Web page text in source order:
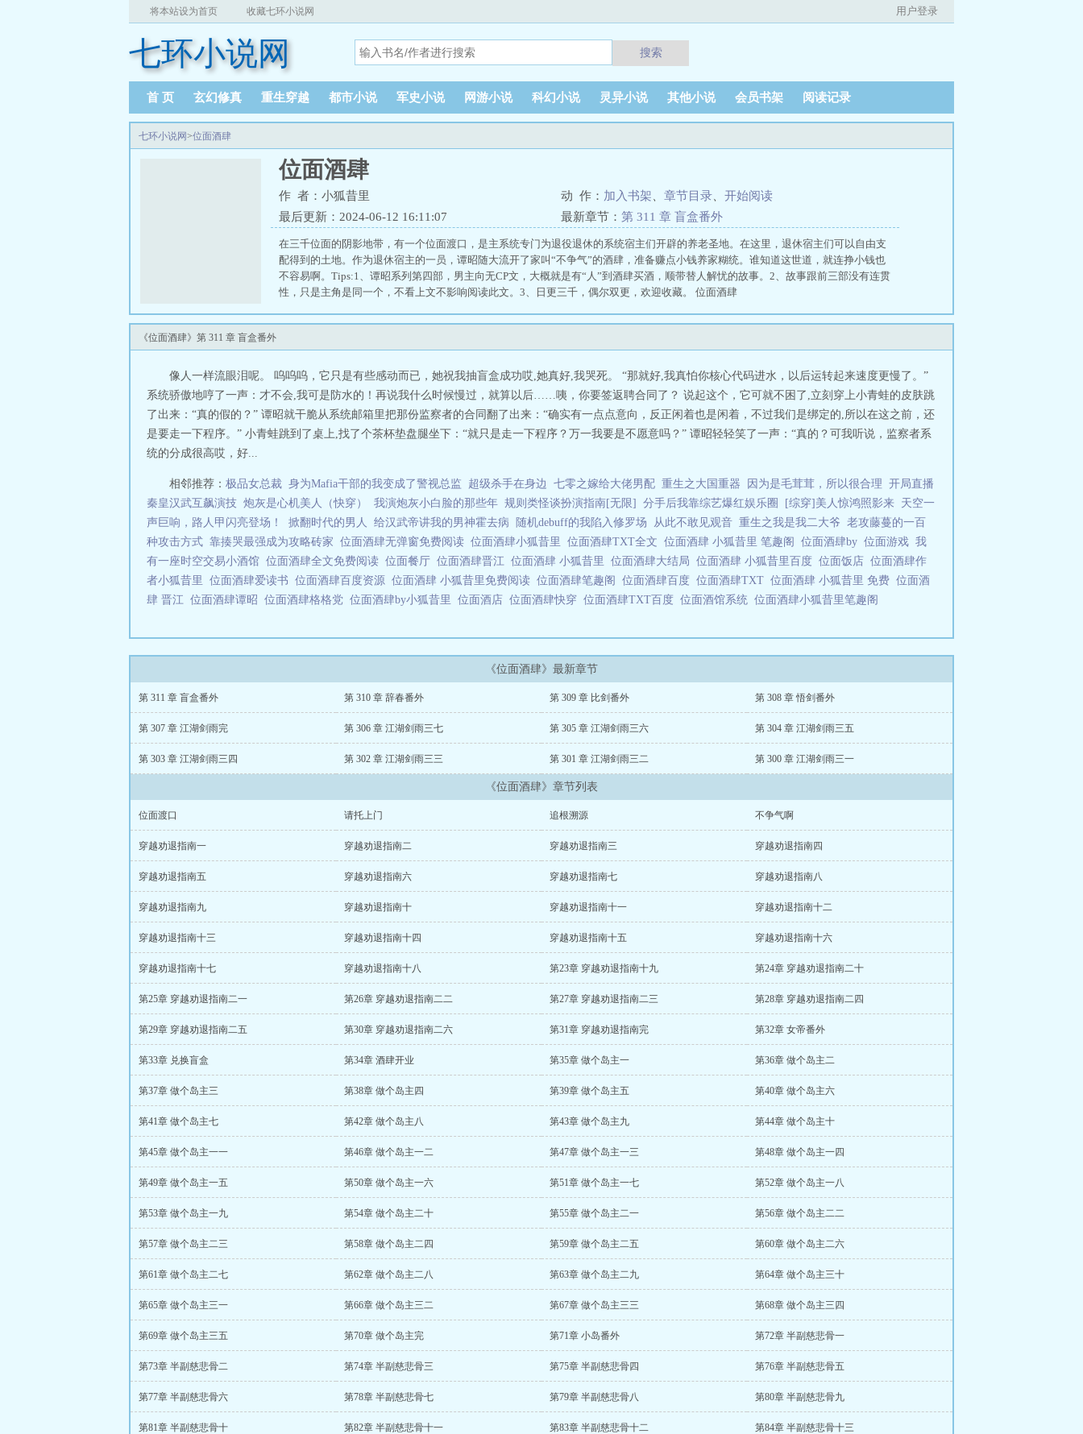
将本站设为首页 收藏七环小说网 用户登录
七环小说网 搜索
首 页 玄幻修真 重生穿越 都市小说 军史小说 网游小说 科幻小说 灵异小说 其他小说 会员书架 阅读记录
七环小说网>位面酒肆
位面酒肆
作 者：小狐昔里 动 作： 加入书架 章节目录
开始阅读
最后更新：2024-06-12 16:11:07
最新章节： 第 311 章 盲盒番外
在三千位面的阴影地带，有一个位面渡口，是主系统专门为退役退休的系统宿主们开辟的养老圣地。在这里，退休宿主们可以自由支
配得到的土地。作为退休宿主的一员，谭昭随大流开了家叫“不争气”的酒肆，准备赚点小钱养家糊统。谁知道这世道，就连挣小钱也
不容易啊。Tips:1、谭昭系列第四部，男主向无CP文，大概就是有“人”到酒肆买酒，顺带替人解忧的故事。2、故事跟前三部没有连贯
性，只是主角是同一个，不看上文不影响阅读此文。3、日更三千，偶尔双更，欢迎收藏。 位面酒肆
《位面酒肆》第 311 章 盲盒番外
像人一样流眼泪呢。 呜呜呜，它只是有些感动而已，她祝我抽盲盒成功哎,她真好,我哭死。 “那就好,我真怕你核心代码进水，以后运转起来速度更慢了。”
系统骄傲地哼了一声：才不会,我可是防水的！再说我什么时候慢过，就算以后……咦，你要签返聘合同了？ 说起这个，它可就不困了,立刻穿上小青蛙的皮肤跳
了出来：“真的假的？” 谭昭就干脆从系统邮箱里把那份监察者的合同翻了出来：“确实有一点点意向，反正闲着也是闲着，不过我们是绑定的,所以在这之前，还
是要走一下程序。” 小青蛙跳到了桌上,找了个茶杯垫盘腿坐下：“就只是走一下程序？万一我要是不愿意吗？” 谭昭轻轻笑了一声：“真的？可我听说，监察者系
统的分成很高哎，好...
相邻推荐： 极品女总裁 身为Mafia干部的我变成了警视总监 超级杀手在身边 七零之嫁给大佬男配 重生之大国重器 因为是毛茸茸，所以很合理 开局直播
秦皇汉武互飙演技 炮灰是心机美人（快穿） 我演炮灰小白脸的那些年 规则类怪谈扮演指南[无限] 分手后我靠综艺爆红娱乐圈 [综穿]美人惊鸿照影来 天空一
声巨响，路人甲闪亮登场！
掀翻时代的男人 给汉武帝讲我的男神霍去病 随机debuff的我陷入修罗场 从此不敢见观音 重生之我是我二大爷 老攻藤蔓的一百
种攻击方式 靠揍哭最强成为攻略砖家 位面酒肆无弹窗免费阅读 位面酒肆小狐昔里 位面酒肆TXT全文 位面酒肆 小狐昔里 笔趣阁 位面酒肆by 位面游戏 我
有一座时空交易小酒馆 位面酒肆全文免费阅读 位面餐厅 位面酒肆晋江 位面酒肆 小狐昔里 位面酒肆大结局 位面酒肆 小狐昔里百度 位面饭店 位面酒肆作
者小狐昔里 位面酒肆爱读书 位面酒肆百度资源 位面酒肆 小狐昔里免费阅读 位面酒肆笔趣阁 位面酒肆百度 位面酒肆TXT 位面酒肆 小狐昔里 免费 位面酒
肆 晋江 位面酒肆谭昭 位面酒肆格格党 位面酒肆by小狐昔里 位面酒店 位面酒肆快穿 位面酒肆TXT百度 位面酒馆系统 位面酒肆小狐昔里笔趣阁
《位面酒肆》最新章节
第 311 章 盲盒番外 第 310 章 辞春番外 第 309 章 比剑番外 第 308 章 悟剑番外
第 307 章 江湖剑雨完 第 306 章 江湖剑雨三七 第 305 章 江湖剑雨三六 第 304 章 江湖剑雨三五
第 303 章 江湖剑雨三四 第 302 章 江湖剑雨三三 第 301 章 江湖剑雨三二 第 300 章 江湖剑雨三一
《位面酒肆》章节列表
位面渡口 请托上门 追根溯源 不争气啊
穿越劝退指南一 穿越劝退指南二 穿越劝退指南三 穿越劝退指南四
穿越劝退指南五 穿越劝退指南六 穿越劝退指南七 穿越劝退指南八
穿越劝退指南九 穿越劝退指南十 穿越劝退指南十一 穿越劝退指南十二
穿越劝退指南十三 穿越劝退指南十四 穿越劝退指南十五 穿越劝退指南十六
穿越劝退指南十七 穿越劝退指南十八 第23章 穿越劝退指南十九 第24章 穿越劝退指南二十
第25章 穿越劝退指南二一 第26章 穿越劝退指南二二 第27章 穿越劝退指南二三 第28章 穿越劝退指南二四
第29章 穿越劝退指南二五 第30章 穿越劝退指南二六 第31章 穿越劝退指南完 第32章 女帝番外
第33章 兑换盲盒 第34章 酒肆开业 第35章 做个岛主一 第36章 做个岛主二
第37章 做个岛主三 第38章 做个岛主四 第39章 做个岛主五 第40章 做个岛主六
第41章 做个岛主七 第42章 做个岛主八 第43章 做个岛主九 第44章 做个岛主十
第45章 做个岛主一一 第46章 做个岛主一二 第47章 做个岛主一三 第48章 做个岛主一四
第49章 做个岛主一五 第50章 做个岛主一六 第51章 做个岛主一七 第52章 做个岛主一八
第53章 做个岛主一九 第54章 做个岛主二十 第55章 做个岛主二一 第56章 做个岛主二二
第57章 做个岛主二三 第58章 做个岛主二四 第59章 做个岛主二五 第60章 做个岛主二六
第61章 做个岛主二七 第62章 做个岛主二八 第63章 做个岛主二九 第64章 做个岛主三十
第65章 做个岛主三一 第66章 做个岛主三二 第67章 做个岛主三三 第68章 做个岛主三四
第69章 做个岛主三五 第70章 做个岛主完 第71章 小岛番外 第72章 半副慈悲骨一
第73章 半副慈悲骨二 第74章 半副慈悲骨三 第75章 半副慈悲骨四 第76章 半副慈悲骨五
第77章 半副慈悲骨六 第78章 半副慈悲骨七 第79章 半副慈悲骨八 第80章 半副慈悲骨九
第81章 半副慈悲骨十 第82章 半副慈悲骨十一 第83章 半副慈悲骨十二 第84章 半副慈悲骨十三